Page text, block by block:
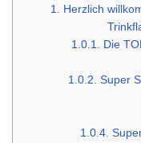
1. Herzlich
1.0.1. Die
1.0.2. Super
1.0.4.